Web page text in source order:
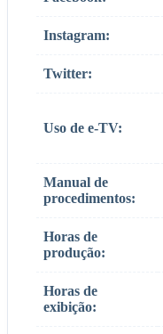
Instagram:
Twitter:
Uso de e-TV:
Manual de
procedimentos:
Horas de
produção:
Horas de
exibição: